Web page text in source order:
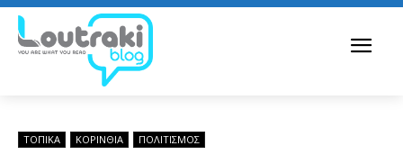
ΤΟΠΙΚΑ ΚΟΡΙΝΘΊΑ ΠΟΛΙΤΙΣΜΟΣ